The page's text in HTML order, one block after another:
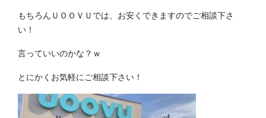
もちろんＵＯＯＶＵでは、お安くできますのでご相談下さ
い！
言っていいのかな？ｗ
とにかくお気軽にご相談下さい！